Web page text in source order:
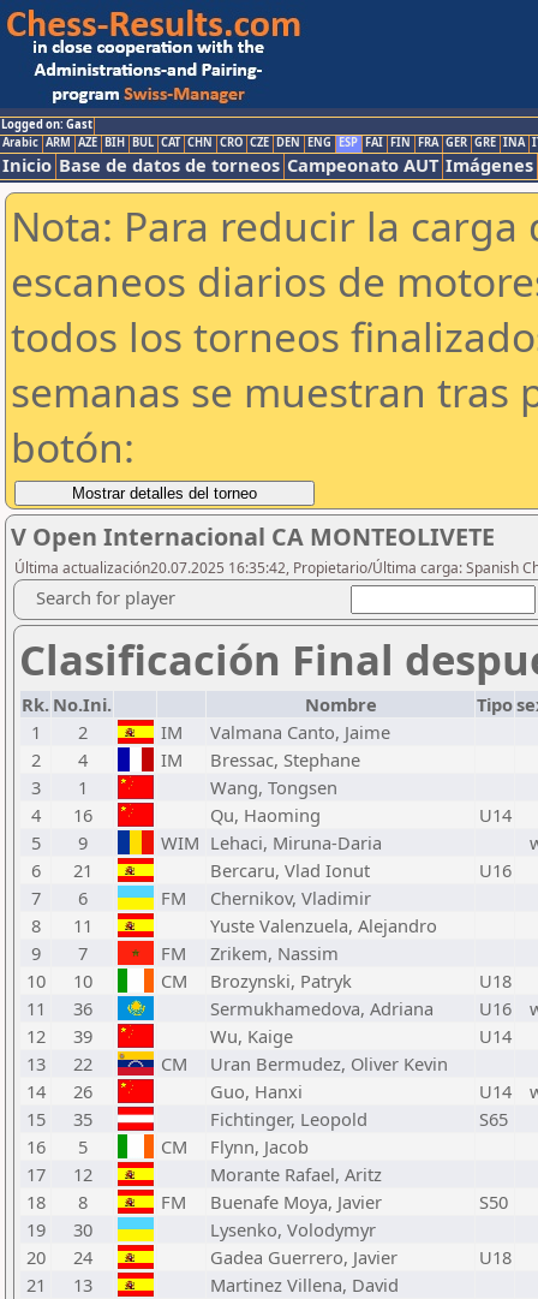
Logged on: Gast
Arabic ARM AZE BIH BUL CAT CHN CRO CZE DEN ENG ESP FAI FIN FRA GER GRE INA
Inicio Base de datos de torneos Campeonato AUT Imágenes
Nota: Para reducir la
escaneos diarios de
todos los torneos
semanas se muestran tras
botón:
V Open Internacional CA MONTEOLIVETE
Última actualización20.07.2025 16:35:42, Propietario/Última carga: Spanish
Search for player
Clasificación Final
Rk. No.Ini. Nombre Tipo
1
2 IM
Valmana Canto, Jaime
2
4 IM
Bressac, Stephane
3
1
Wang, Tongsen
4
16 Qu, Haoming
U14
5
9 WIM Lehaci, Miruna-Daria
6
21 Bercaru, Vlad Ionut
U16
7
6 FM
Chernikov, Vladimir
8
11
Yuste Valenzuela, Alejandro
9
7 FM
Zrikem, Nassim
10
10 CM Brozynski, Patryk
U18
11
36 Sermukhamedova, Adriana U16
12
39 Wu, Kaige
U14
13
22 CM
Uran Bermudez, Oliver Kevin
14
26 Guo, Hanxi U14
15
35 Fichtinger, Leopold
S65
16
5 CM
Flynn, Jacob
17
12
Morante Rafael, Aritz
18
8 FM Buenafe Moya, Javier
S50
19
30
Lysenko, Volodymyr
20
24 Gadea Guerrero, Javier
U18
21
13
Martinez Villena, David